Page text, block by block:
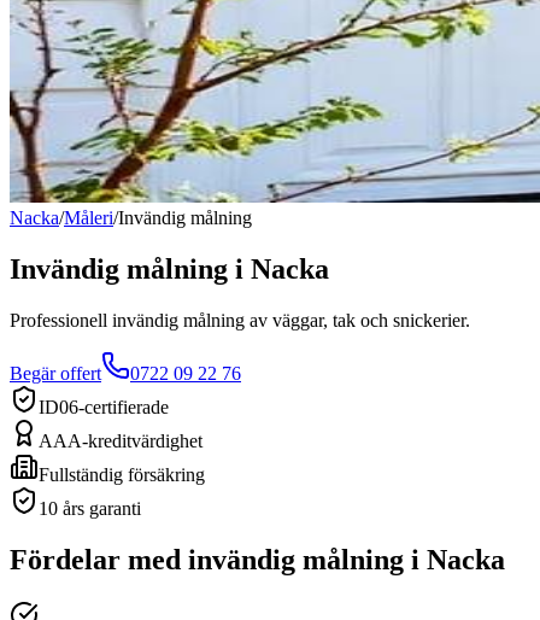
Nacka/Måleri/Invändig målning
Invändig målning i Nacka
Professionell invändig målning av väggar, tak och snickerier.
Begär offert
0722 09 22 76
ID06-certifierade
AAA-kreditvärdighet
Fullständig försäkring
10 års garanti
Fördelar med invändig målning i Nacka